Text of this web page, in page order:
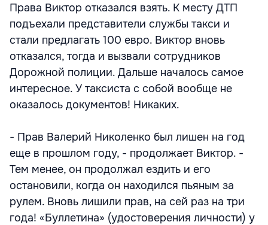
Права Виктор отказался взять. К месту ДТП
подъехали представители службы такси и
стали предлагать 100 евро. Виктор вновь
отказался, тогда и вызвали сотрудников
Дорожной полиции. Дальше началось самое
интересное. У таксиста с собой вообще не
оказалось документов! Никаких.
- Прав Валерий Николенко был лишен на год
еще в прошлом году, - продолжает Виктор. -
Тем менее, он продолжал ездить и его
остановили, когда он находился пьяным за
рулем. Вновь лишили прав, на сей раз на три
года! «Буллетина» (удостоверения личности) у